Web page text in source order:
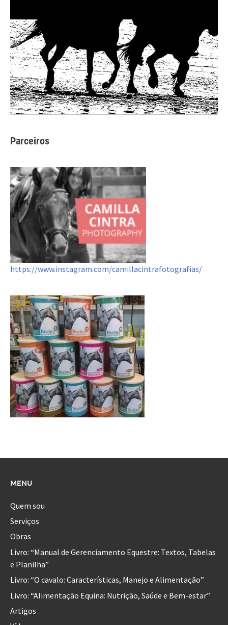
Parceiros
https://www.instagram.com/camillacintrafotografias/
MENU
Quem sou
Serviços
Obras
Livro: “Manual de Gerenciamento Equestre: Textos, Tabelas
e Planilha”
Livro: “O cavalo: Características, Manejo e Alimentação”
Livro: “Alimentação Equina: Nutrição, Saúde e Bem-estar”
Artigos